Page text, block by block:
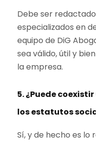
Debe ser
especializados en
equipo de DiG
sea válido, útil y
la empresa.
5. ¿Puede
los estatutos
Sí, y de hecho es lo